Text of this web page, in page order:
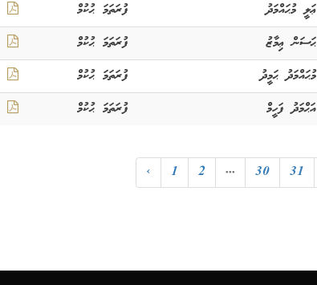
ޢަލީ މުޙައްމަދު ފުރަތަމަ ޙުކުމް
ޙަސަން ޢިމާޒު ފުރަތަމަ ޙުކުމް
މުޙައްމަދު ޙަމީދު ފުރަތަމަ ޙުކުމް
އަޙްމަދު ފަހީމް ފުރަތަމަ ޙުކުމް
‹ 1 2 ... 30 31